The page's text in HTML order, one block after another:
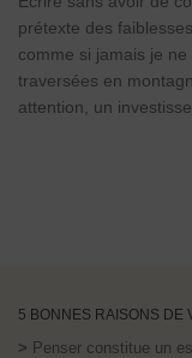
prétexte des
comme si jamais je
traversées en
attention, un
5 BONNES RAISONS DE
> Penser constitue un